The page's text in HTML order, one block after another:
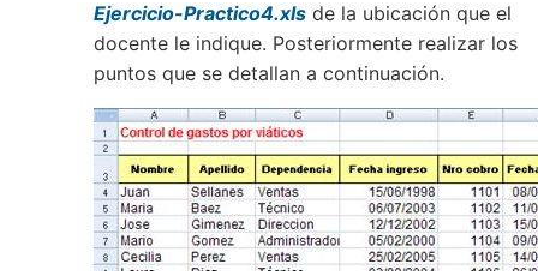
Ejercicio-Practico4.xls de la ubicación que el
docente le indique. Posteriormente realizar los
puntos que se detallan a continuación.